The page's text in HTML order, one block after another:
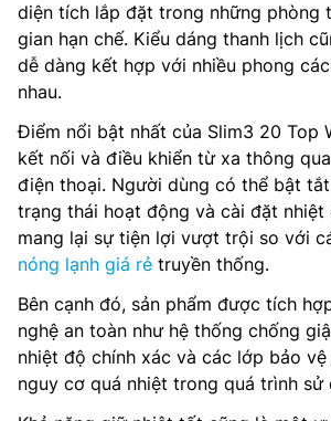
diện tích lắp đặt trong những phòng
gian hạn chế. Kiểu dáng thanh lịch
dễ dàng kết hợp với nhiều phong
nhau.
Điểm nổi bật nhất của Slim3 20 Top
kết nối và điều khiển từ xa thông
điện thoại. Người dùng có thể bật
trạng thái hoạt động và cài đặt
mang lại sự tiện lợi vượt trội so với
nóng lạnh giá rẻ truyền thống.
Bên cạnh đó, sản phẩm được tích
nghệ an toàn như hệ thống chống
nhiệt độ chính xác và các lớp bảo
nguy cơ quá nhiệt trong quá trình sử